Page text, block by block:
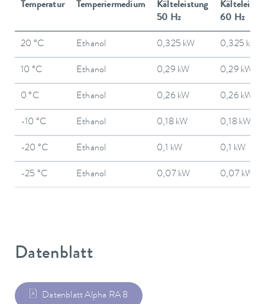
Temperatur Temperiermedium
Kälteleistung
50 Hz
60 Hz
20 °C Ethanol 0,325 kW 0,325 kW
10 °C Ethanol 0,29 kW 0,29 kW
0 °C Ethanol 0,26 kW 0,26 kW
-10 °C Ethanol 0,18 kW 0,18 kW
-20 °C Ethanol 0,1 kW 0,1 kW
-25 °C Ethanol 0,07 kW 0,07 kW
Datenblatt
Datenblatt Alpha RA 8